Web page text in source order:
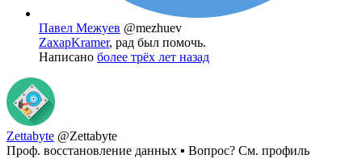
Павел Межуев @mezhuev
ZaxapKramer, рад был помочь.
Написано более трёх лет назад
Zettabyte @Zettabyte
Проф. восстановление данных ▪ Вопрос? См. профиль